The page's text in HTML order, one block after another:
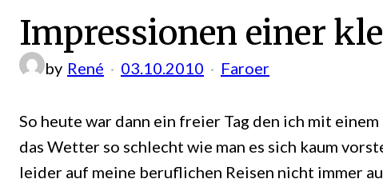
Impressionen einer
by René 03.10.2010 Faroer
So heute war dann ein freier Tag den ich mit
das Wetter so schlecht wie man es sich kaum
leider auf meine beruflichen Reisen nicht immer